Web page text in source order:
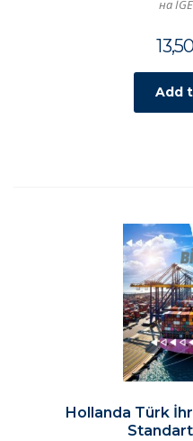
на
Add
Hollanda Türk